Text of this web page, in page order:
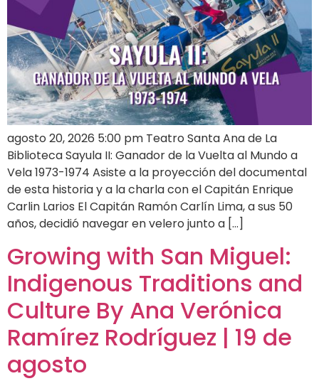
agosto 20, 2026 5:00 pm Teatro Santa Ana de La
Biblioteca Sayula II: Ganador de la Vuelta al Mundo a
Vela 1973-1974 Asiste a la proyección del documental
de esta historia y a la charla con el Capitán Enrique
Carlin Larios El Capitán Ramón Carlín Lima, a sus 50
años, decidió navegar en velero junto a […]
Growing with San Miguel:
Indigenous Traditions and
Culture By Ana Verónica
Ramírez Rodríguez | 19 de
agosto